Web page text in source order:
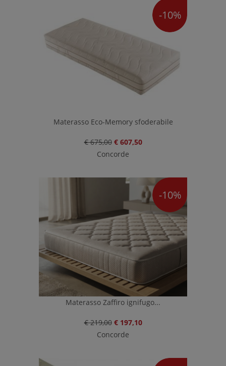
-10%
Materasso Eco-Memory sfoderabile
€ 675,00 € 607,50
Concorde
-10%
Materasso Zaffiro ignifugo...
€ 219,00 € 197,10
Concorde